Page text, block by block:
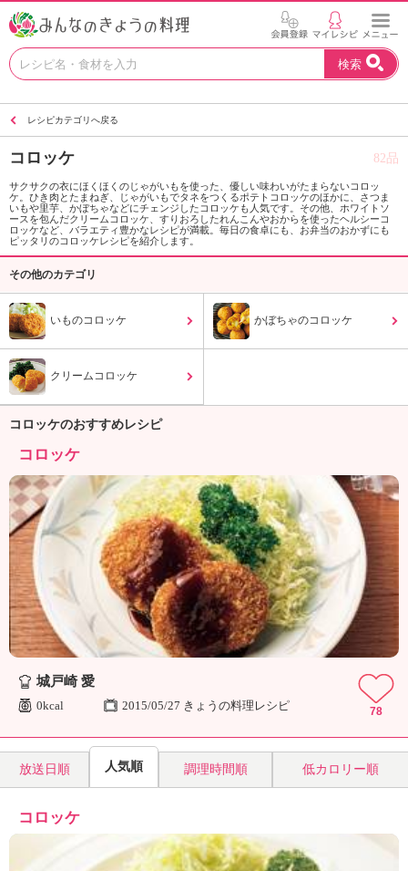
お
い
を
見
つ
け
よ
。
K
エ
ョ
ナ
ル
「
み
ん
な
の
き
ょ
理
」
検索
レシピカテゴリへ戻る
コロッケ 82品
サクサクの衣にほくほくのじゃがいもを使った、優しい味わいがたまらないコロッ
ケ。ひき肉とたまねぎ、じゃがいもでタネをつくるポテトコロッケのほかに、さつま
いもや里芋、かぼちゃなどにチェンジしたコロッケも人気です。その他、ホワイトソ
ースを包んだクリームコロッケ、すりおろしたれんこんやおからを使ったヘルシーコ
ロッケなど、バラエティ豊かなレシピが満載。毎日の食卓にも、お弁当のおかずにも
ピッタリのコロッケレシピを紹介します。
その他のカテゴリ
いものコロッケ かぼちゃのコロッケ
クリームコロッケ
コロッケのおすすめレシピ
コロッケ
城戸崎 愛
0kcal 2015/05/27 きょうの料理レシピ 78
放送日順 人気順 調理時間順 低カロリー順
コロッケ